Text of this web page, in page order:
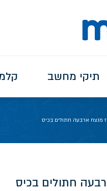
תיקי מחשב
מנצח ארבעה חתולים בכיס
חתולים בכיס